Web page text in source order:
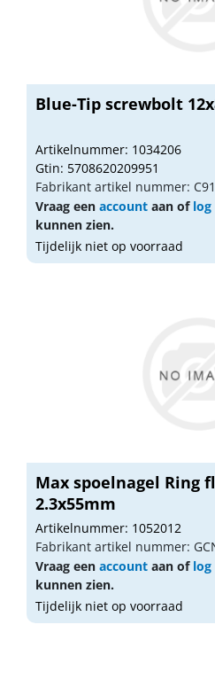
Blue-Tip screwbolt
Artikelnummer: 1034206
Gtin: 5708620209951
Fabrikant artikel nummer:
Vraag een account aan of log
kunnen zien.
Tijdelijk niet op voorraad
Max spoelnagel Ring
2.3x55mm
Artikelnummer: 1052012
Fabrikant artikel nummer:
Vraag een account aan of log
kunnen zien.
Tijdelijk niet op voorraad